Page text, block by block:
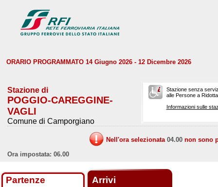
ORARIO PROGRAMMATO 14 Giugno 2026 - 12 Dicembre 2026
Stazione di
POGGIO-CAREGGINE-
VAGLI
Comune di Camporgiano
Stazione senza
alle Persone a
Informazioni sulle
Nell'ora selezionata 04.00 non sono
Ora impostata: 06.00
Partenze Arrivi